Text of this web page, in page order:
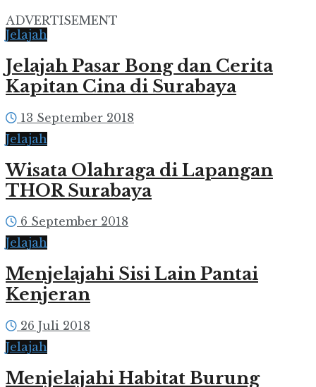
ADVERTISEMENT
Jelajah
Jelajah Pasar Bong dan Cerita
Kapitan Cina di Surabaya
13 September 2018
Jelajah
Wisata Olahraga di Lapangan
THOR Surabaya
6 September 2018
Jelajah
Menjelajahi Sisi Lain Pantai
Kenjeran
26 Juli 2018
Jelajah
Menjelajahi Habitat Burung